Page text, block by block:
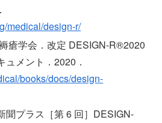
medical/design-r/
瘡学会．改定 DESIGN-R®2020
ュメント．2020．
books/docs/design-
聞プラス［第 6 回］DESIGN-